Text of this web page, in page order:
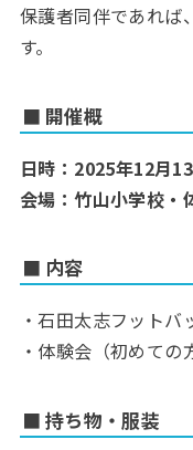
保護者同伴であれば
す。
■ 開催概
日時：2025年12月
会場：竹山小学校・
■ 内容
・石田太志フット
・体験会（初めての
■ 持ち物・服装